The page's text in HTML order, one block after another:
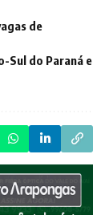
de
Sul do Paraná e